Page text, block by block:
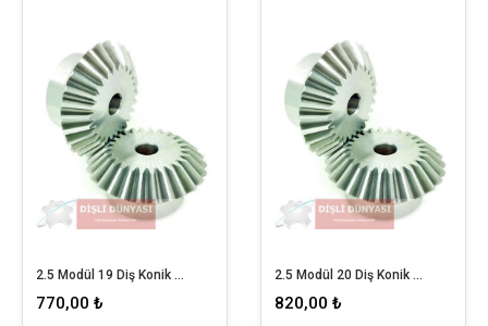
2.5 Modül 19 Diş Konik Dişli
770,00 ₺
2.5 Modül 20 Diş Konik Dişli
820,00 ₺